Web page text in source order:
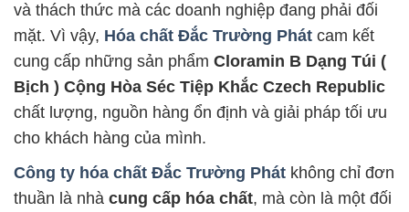
và thách thức mà các doanh nghiệp đang phải đối
mặt. Vì vậy, Hóa chất Đắc Trường Phát cam kết
cung cấp những sản phẩm Cloramin B Dạng Túi (
Bịch ) Cộng Hòa Séc Tiệp Khắc Czech Republic
chất lượng, nguồn hàng ổn định và giải pháp tối ưu
cho khách hàng của mình.
Công ty hóa chất Đắc Trường Phát không chỉ đơn
thuần là nhà cung cấp hóa chất, mà còn là một đối